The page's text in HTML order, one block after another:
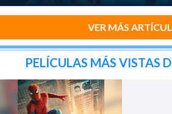
VER MÁS
PELÍCULAS MÁS VISTAS